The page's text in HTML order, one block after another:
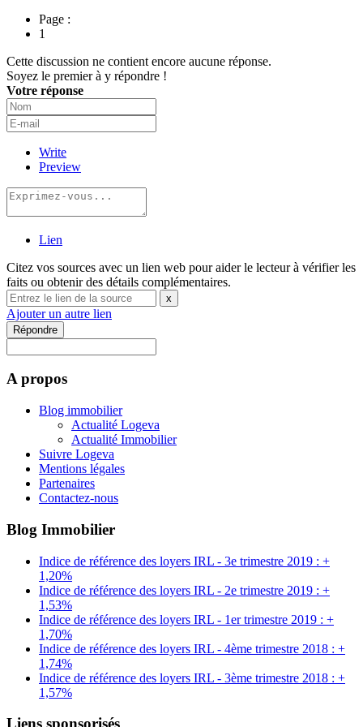
Page :
1
Cette discussion ne contient encore aucune réponse.
Soyez le premier à y répondre !
Votre réponse
Write
Preview
Lien
Citez vos sources avec un lien web pour aider le lecteur à vérifier les
faits ou obtenir des détails complémentaires.
x
Ajouter un autre lien
Répondre
A propos
Blog immobilier
Actualité Logeva
Actualité Immobilier
Suivre Logeva
Mentions légales
Partenaires
Contactez-nous
Blog Immobilier
Indice de référence des loyers IRL - 3e trimestre 2019 : +
1,20%
Indice de référence des loyers IRL - 2e trimestre 2019 : +
1,53%
Indice de référence des loyers IRL - 1er trimestre 2019 : +
1,70%
Indice de référence des loyers IRL - 4ème trimestre 2018 : +
1,74%
Indice de référence des loyers IRL - 3ème trimestre 2018 : +
1,57%
Liens sponsorisés